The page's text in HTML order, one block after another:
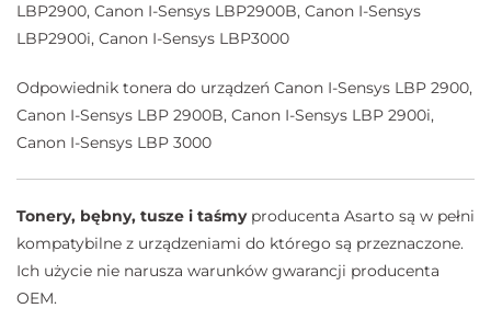
LBP2900, Canon I-Sensys LBP2900B, Canon I-Sensys
LBP2900i, Canon I-Sensys LBP3000
Odpowiednik tonera do urządzeń Canon I-Sensys LBP 2900,
Canon I-Sensys LBP 2900B, Canon I-Sensys LBP 2900i,
Canon I-Sensys LBP 3000
Tonery, bębny, tusze i taśmyproducenta Asarto są w pełni
kompatybilne z urządzeniami do którego są przeznaczone.
Ich użycie nie narusza warunków gwarancji producenta
OEM.